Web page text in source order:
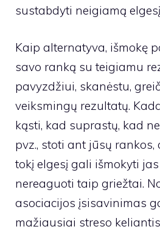
sustabdyti neigiamą
Kaip alternatyva, išmokę
savo ranką su teigiamu
pavyzdžiui, skanėstu,
veiksmingų rezultatų.
kąsti, kad suprastų, kad
pvz., stoti ant jūsų
tokį elgesį gali išmokyti
nereaguoti taip griežtai.
asociacijos įsisavinimas
mažiausiai streso